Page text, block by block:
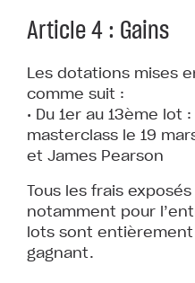
Article 4 : Gains
Les dotations mises
comme suit :
• Du 1er au 13ème
masterclass le 19
et James Pearson
Tous les frais
notamment pour
lots sont
gagnant.